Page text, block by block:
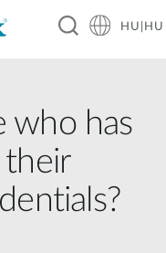
HU|HU
who has
their